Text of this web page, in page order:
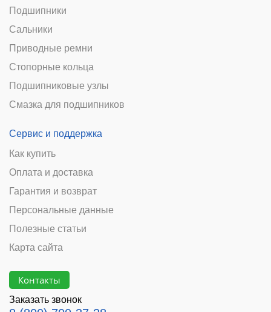
Подшипники
Сальники
Приводные ремни
Стопорные кольца
Подшипниковые узлы
Смазка для подшипников
Сервис и поддержка
Как купить
Оплата и доставка
Гарантия и возврат
Персональные данные
Полезные статьи
Карта сайта
Контакты
Заказать звонок